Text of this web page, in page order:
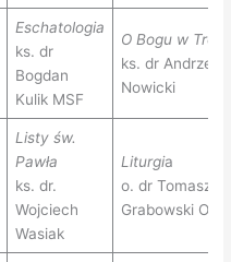
Eschatologia
ks. dr
Bogdan
Kulik MSF
O Bogu w
ks. dr Andrzej
Nowicki
Listy św.
Pawła
ks. dr.
Wojciech
Wasiak
Liturgia
o. dr Tomasz
Grabowski OP